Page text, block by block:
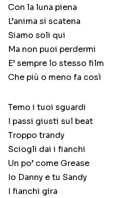
Con la luna piena
L’anima si scatena
Siamo soli qui
Ma non puoi perdermi
E’ sempre lo stesso film
Che più o meno fa così
Temo i tuoi sguardi
I passi giusti sul beat
Troppo trandy
Sciogli dai i fianchi
Un po’ come Grease
Io Danny e tu Sandy
I fianchi gira